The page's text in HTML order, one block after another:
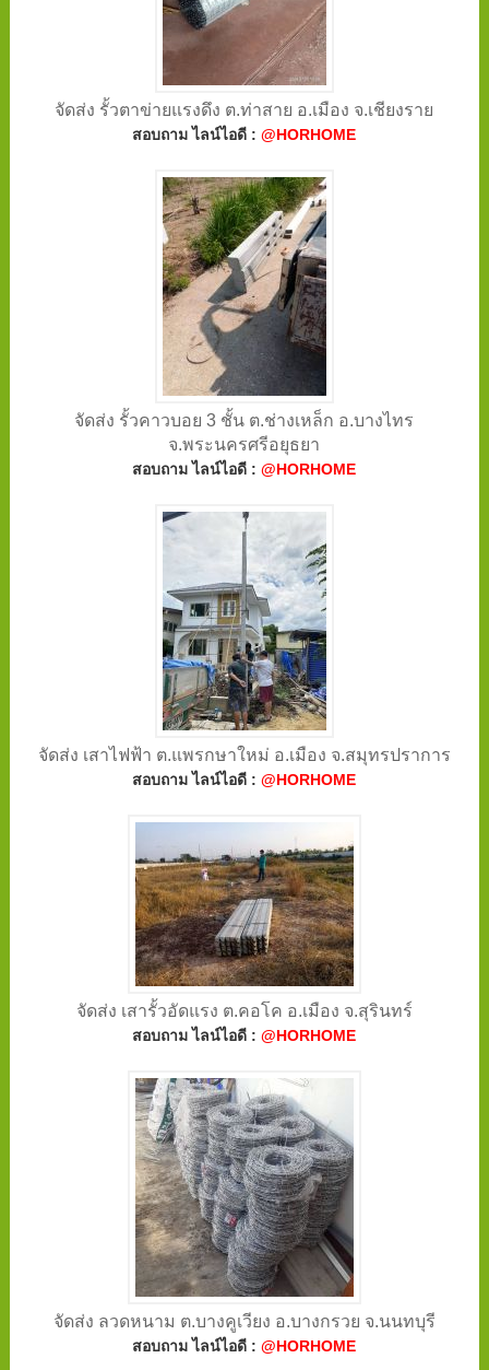
จัดส่ง รั้วตาข่ายแรงดึง ต.ท่าสาย อ.เมือง จ.เชียงราย
สอบถาม ไลน์ไอดี :@HORHOME
จัดส่ง รั้วคาวบอย 3 ชั้น ต.ช่างเหล็ก อ.บางไทร
จ.พระนครศรีอยุธยา
สอบถาม ไลน์ไอดี :@HORHOME
จัดส่ง เสาไฟฟ้า ต.แพรกษาใหม่ อ.เมือง จ.สมุทรปราการ
สอบถาม ไลน์ไอดี :@HORHOME
จัดส่ง เสารั้วอัดแรง ต.คอโค อ.เมือง จ.สุรินทร์
สอบถาม ไลน์ไอดี :@HORHOME
จัดส่ง ลวดหนาม ต.บางคูเวียง อ.บางกรวย จ.นนทบุรี
สอบถาม ไลน์ไอดี :@HORHOME